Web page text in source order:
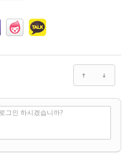
그인 하시겠습니까?